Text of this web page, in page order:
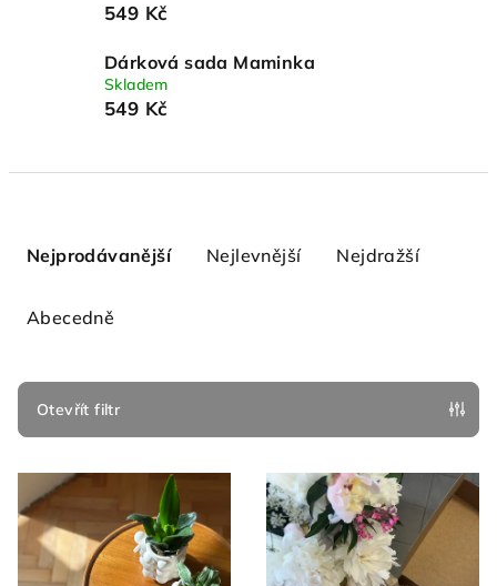
549 Kč
Dárková sada Maminka
Skladem
549 Kč
r
o
d
u
k
Nejprodávanější Nejlevnější Nejdražší
Abecedně
Otevřít filtr
V
ý
p